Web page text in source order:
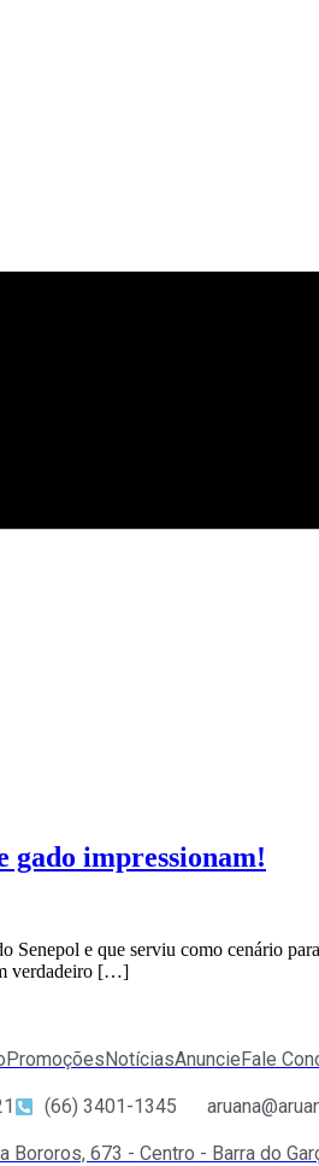
gado impressionam!
e que serviu como cenário
verdadeiro […]
Promoções NotíciasAnuncie Fale
(66) 3401-1345
Bororos, 673 - Centro - Barra do